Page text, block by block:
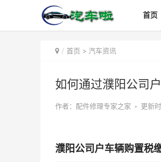
首页
首页 > 汽车资讯
如何通过濮阳公司
作者：配件修理专家之家 • 更新
濮阳公司户车辆购置税